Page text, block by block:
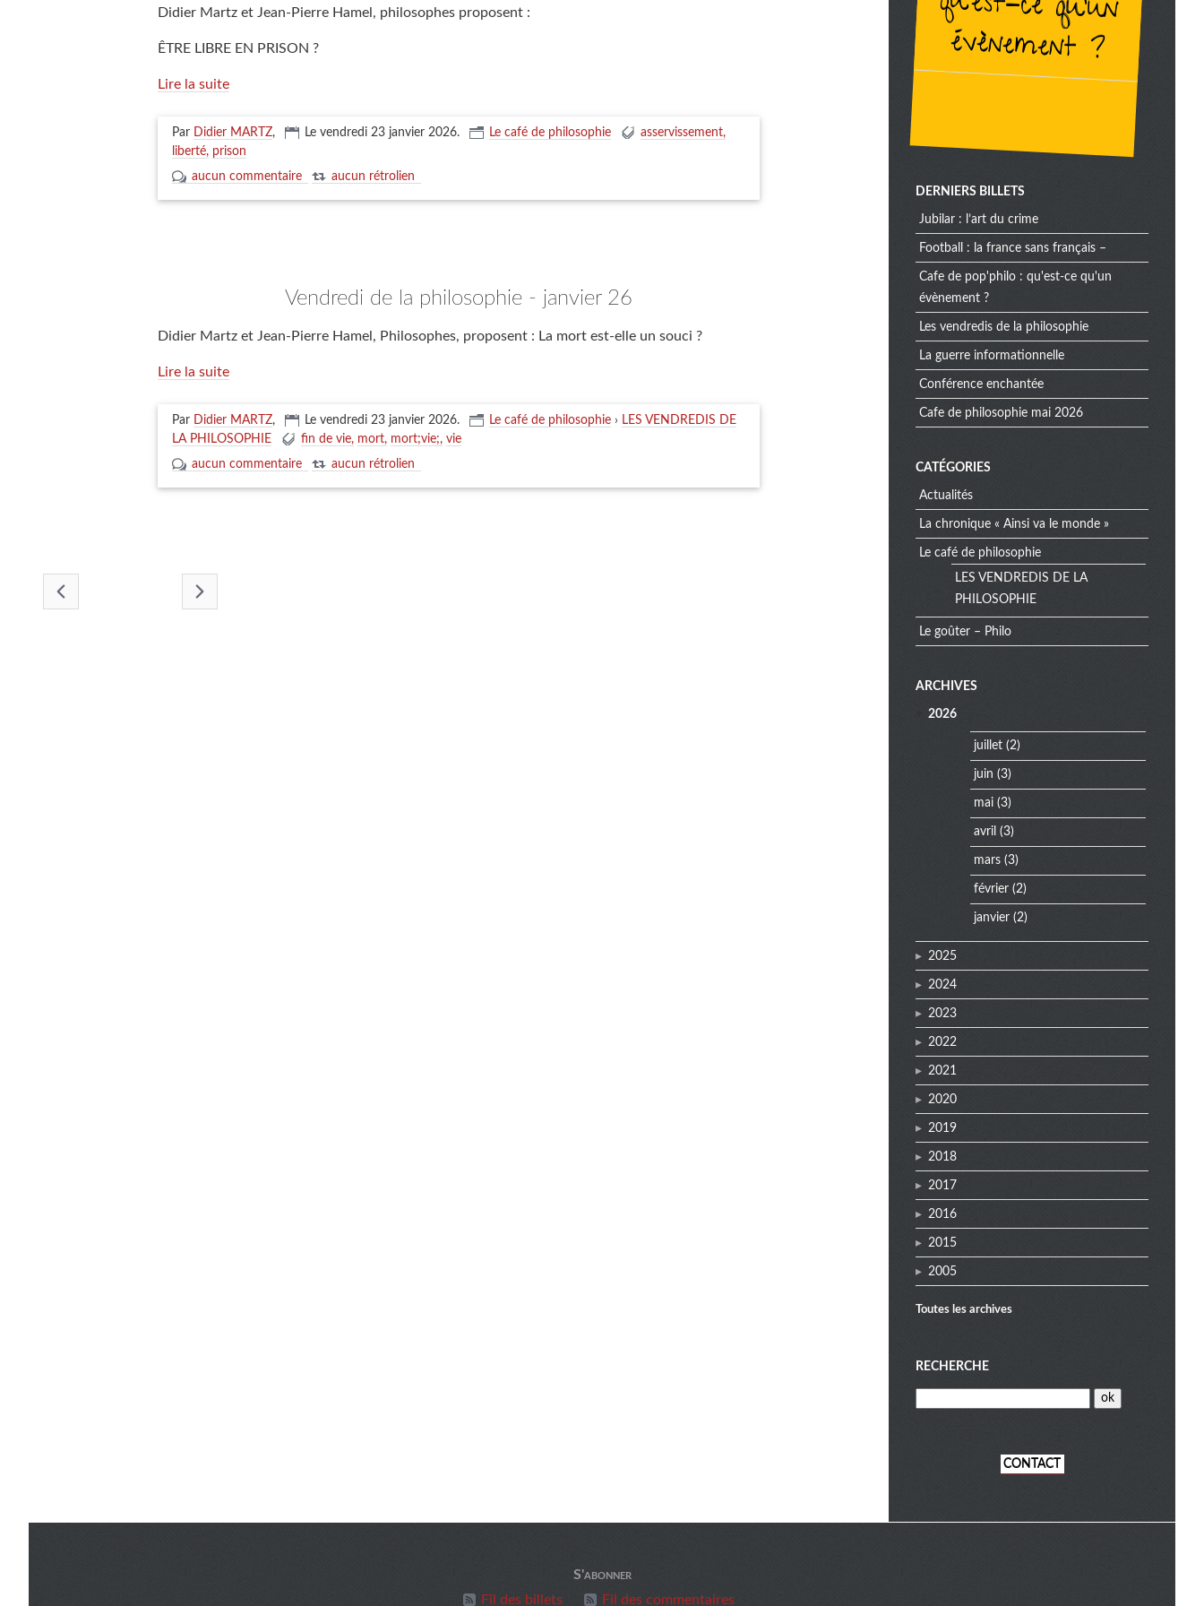
Didier Martz et Jean-Pierre Hamel, philosophes proposent :
ÊTRE LIBRE EN PRISON ?
Lire la suite
Par Didier MARTZ, Le vendredi 23 janvier 2026. Le café de philosophie
asservissement
liberté prison
aucun commentaire
aucun rétrolien
vendredi de la philosophie - janvier 26
Didier Martz et Jean-Pierre Hamel, Philosophes, proposent : La mort est-elle un souci ?
Lire la suite
Par Didier MARTZ, Le vendredi 23 janvier 2026. Le café de philosophie› LES VENDREDIS DE
LA PHILOSOPHIE
fin de vie mort mort;vie; vie
aucun commentaire
aucun rétrolien
évènement ?
DERNIERS BILLETS
jubilar : l’art du crime
football : la france sans français –
cafe de pop'philo : qu'est-ce qu'un
évènement ?
les vendredis de la philosophie
la guerre informationnelle
conférence enchantée
cafe de philosophie mai 2026
CATÉGORIES
Actualités
La chronique « Ainsi va le monde »
Le café de philosophie
LES VENDREDIS DE LA
PHILOSOPHIE
Le goûter – Philo
ARCHIVES
2026
juillet(2)
juin (3)
mai(3)
avril (3)
mars(3)
février(2)
janvier(2)
2025
2024
2023
2022
2021
2020
2019
2018
2017
2016
2015
2005
Toutes les archives
RECHERCHE
CONTACT
S'abonner
Fil des billets
Fil des commentaires